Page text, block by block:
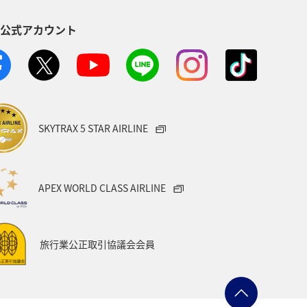
式アカウント
SKYTRAX 5 STAR AIRLINE
APEX WORLD CLASS AIRLINE
旅行業公正取引協議会会員